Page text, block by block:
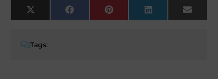
X
(Twitter)
Facebook Pinterest LinkedIn Email
Tags: